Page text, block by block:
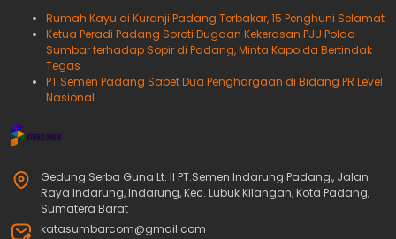
Rumah Kayu di Kuranji Padang Terbakar, 15 Penghuni Selamat
Ketua Peradi Padang Soroti Dugaan Kekerasan PJU Polda
Sumbar terhadap Sopir di Padang, Minta Kapolda Bertindak
Tegas
PT Semen Padang Sabet Dua Penghargaan di Bidang PR Level
Nasional
Gedung Serba Guna Lt. II PT.Semen Indarung Padang,, Jalan
Raya Indarung, Indarung, Kec. Lubuk Kilangan, Kota Padang,
Sumatera Barat
katasumbarcom@gmail.com